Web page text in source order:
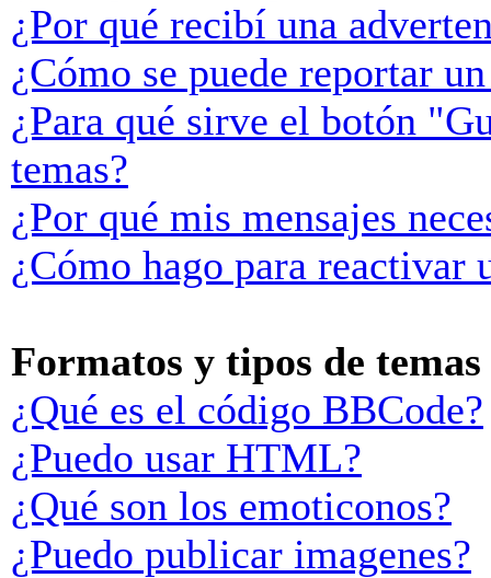
¿Por qué recibí una
¿Cómo se puede reportar
¿Para qué sirve el botón
temas?
¿Por qué mis mensajes
¿Cómo hago para reactivar
Formatos y tipos de temas
¿Qué es el código BBCode?
¿Puedo usar HTML?
¿Qué son los emoticonos?
¿Puedo publicar imagenes?